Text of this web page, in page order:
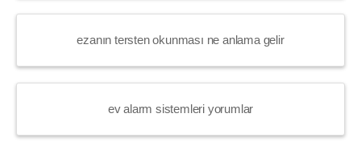
ezanın tersten okunması ne anlama gelir
ev alarm sistemleri yorumlar